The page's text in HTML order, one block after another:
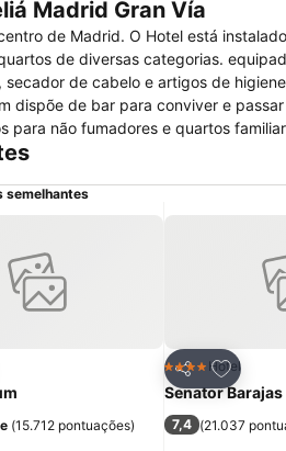
Madrid Gran Vía
de Madrid. O Hotel está
de diversas categorias.
de cabelo e artigos de
dispõe de bar para conviver e
não fumadores e quartos
ar condicionado, serviços de
semelhantes
aos favoritos
(15.712 pontuações)
Partilhar
4 EstrelasHotel
Senator Barajas
7,4 (21.037